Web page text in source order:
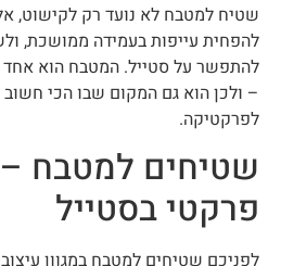
שטיח למטבח לא נועד רק לקישוט,
להפחית עייפות בעמידה ממושכת,
להתפשר על סטייל. המטבח הוא אחד
– ולכן הוא גם המקום שבו הכי חשוב
לפרקטיקה.
שטיחים למטבח –
פרקטי בסטייל
לפניכם שטיחים למטבח במגוון